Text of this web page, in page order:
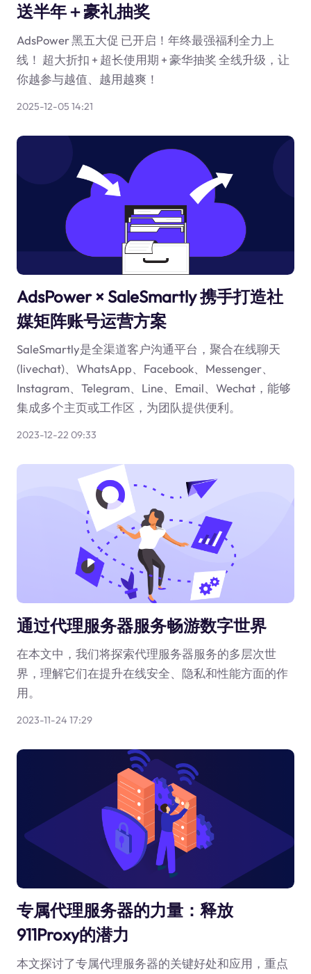
送半年＋豪礼抽奖
AdsPower 黑五大促 已开启！年终最强福利全力上
线！ 超大折扣 + 超长使用期 + 豪华抽奖 全线升级，让
你越参与越值、越用越爽！
2025-12-05 14:21
AdsPower × SaleSmartly 携手打造社
媒矩阵账号运营方案
SaleSmartly是全渠道客户沟通平台，聚合在线聊天
(livechat)、WhatsApp、Facebook、Messenger、
Instagram、Telegram、Line、Email、Wechat，能够
集成多个主页或工作区，为团队提供便利。
2023-12-22 09:33
通过代理服务器服务畅游数字世界
在本文中，我们将探索代理服务器服务的多层次世
界，理解它们在提升在线安全、隐私和性能方面的作
用。
2023-11-24 17:29
专属代理服务器的力量：释放
911Proxy的潜力
本文探讨了专属代理服务器的关键好处和应用，重点